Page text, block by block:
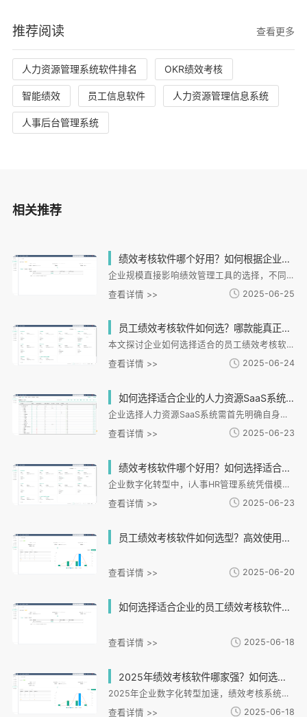
推荐阅读 查看更多
人力资源管理系统软件排名 OKR绩效考核
智能绩效 员工信息软件 人力资源管理信息系统
人事后台管理系统
相关推荐
绩效考核软件哪个好用？如何根据企业规模选择适合的绩效管理工具？
企业规模直接影响绩效管理工具的选择，不同发展阶段的企业需求各异：初创团队需要灵活配置，中小企业关注全流程管理，成长型企业侧重战略协同，大型企业则需化支持与数据分析。i人事等专业平台通过模块化设计满足差异化需求，提供目标对齐、多维评估、数据决策等核心功能。选型时应避免功能冗余、忽视合规等误区，通过实际案例验证工具适配性。科学的绩效管理能有效提升组织效能，建议企业结合自身规模和发展阶段选择匹配工具，实现战略与人才协同发展。
查看详情 >>
2025-06-25
员工绩效考核软件如何选？哪款能真正提升团队效率？
本文探讨企业如何选择适合的员工绩效考核软件，以应对传统考核方式的不足。文章指出选型需关注多维度考核设计、自动化实时性、数据整合分析等五大关键因素，并以i人事HR管理系统为例，详细分析其差异化绩效激励、数据可视化分析、考勤绩效协同等核心功能优势。通过重庆吉源餐饮等真实案例，展示系统如何帮助企业实现绩效管理标准化和效率提升。之后强调企业应选择与业务场景契合、具备数据闭环管理能力的系统，建议通过免费体验验证匹配度，构建可持续的人才发展体系。
查看详情 >>
2025-06-24
如何选择适合企业的人力资源SaaS系统提升管理效率？
企业选择人力资源SaaS系统需首先明确自身管理痛点与目标，如连锁企业关注多门店管理，互联网公司侧重组织灵活性。系统核心功能应匹配业务场景，包括招聘、考勤、薪酬等模块的化处理能力。同时需评估系统扩展性，支持组织架构调整和多地区管理。数据安全方面要符合国际认证标准，确保隐私保护。良好的用户体验和供应商实施支持也至关重要。终选择应回归管理本质，通过技术赋能提升组织效能。
查看详情 >>
2025-06-23
绩效考核软件哪个好用？如何选择适合企业的绩效考核系统？
企业数字化转型中，i人事HR管理系统凭借模块化设计和多场景适配能力，成为绩效考核优选工具。文章详解选择系统的关键要素：灵活性、数据整合、实时可视化和合规性；重点介绍i人事的核心优势，包括多维度绩效方案、业务数据联动、全流程线上化和培训闭环；并通过连锁零售、制造、金融等案例验证其有效性。之后指出i人事通过薪酬核算、培训匹配和组织调整等协同功能，实现从考核到激励的全链路管理，帮助企业将绩效管理转化为价值引擎。
查看详情 >>
2025-06-23
员工绩效考核软件如何选型？高效使用技巧助你提升考核效果！
查看详情 >> 2025-06-20
如何选择适合企业的员工绩效考核软件提升团队效率？
查看详情 >> 2025-06-18
2025年绩效考核软件哪家强？如何选择最适合企业的绩效管理系统？
2025年企业数字化转型加速，绩效考核系统成为管理核心工具。本文分析奇绩云科、北森等主流厂商特点，提供四大选型维度：战略落地、行业适配、技术扩展和成本效益。重点推荐i人事解决方案，其轻量化设计、零售业定制模板和移动协同功能，帮助中小企业将考核周期缩短至2天，年费控制在5万元以下。文章建议企业根据AI整合趋势和全球化需求，结合自身规模与预算选择系统，i人事凭借高性价比成为中小企业优选。
查看详情 >>
2025-06-18